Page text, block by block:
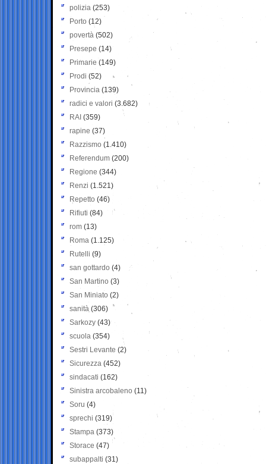
polizia (253)
Porto (12)
povertà (502)
Presepe (14)
Primarie (149)
Prodi (52)
Provincia (139)
radici e valori (3.682)
RAI (359)
rapine (37)
Razzismo (1.410)
Referendum (200)
Regione (344)
Renzi (1.521)
Repetto (46)
Rifiuti (84)
rom (13)
Roma (1.125)
Rutelli (9)
san gottardo (4)
San Martino (3)
San Miniato (2)
sanità (306)
Sarkozy (43)
scuola (354)
Sestri Levante (2)
Sicurezza (452)
sindacati (162)
Sinistra arcobaleno (11)
Soru (4)
sprechi (319)
Stampa (373)
Storace (47)
subappalti (31)